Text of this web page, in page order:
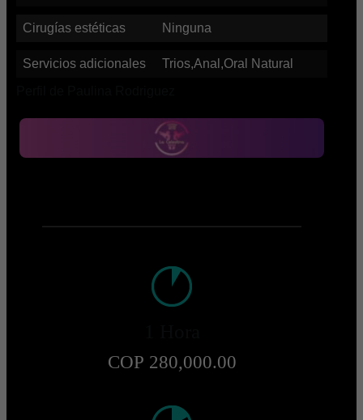
Cirugías estéticas Ninguna
Servicios adicionales Trios,Anal,Oral Natural
COP 280,000.00